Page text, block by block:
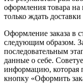
оформления товара
только ждать
Оформление заказа в
следующим образом.
последовательным
данные о себе.
информацию, которая
кнопку «Оформить